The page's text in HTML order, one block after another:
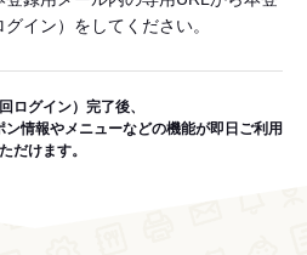
イン）をしてください。
ログイン）完了後、
情報やメニューなどの機能が即日ご利用
だけます。